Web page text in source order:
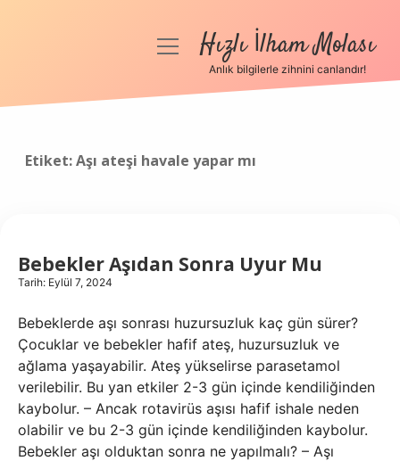
Anasayfa
menüyüHızlı İlham Molası
Anlık bilgilerle zihnini canlandır!
Etiket:Aşı ateşi havale yapar mı
Bebekler Aşıdan Sonra Uyur Mu
Tarih: Eylül 7, 2024
Bebeklerde aşı sonrası huzursuzluk kaç gün sürer?
Çocuklar ve bebekler hafif ateş, huzursuzluk ve
ağlama yaşayabilir. Ateş yükselirse parasetamol
verilebilir. Bu yan etkiler 2-3 gün içinde kendiliğinden
kaybolur. – Ancak rotavirüs aşısı hafif ishale neden
olabilir ve bu 2-3 gün içinde kendiliğinden kaybolur.
Bebekler aşı olduktan sonra ne yapılmalı? – Aşı